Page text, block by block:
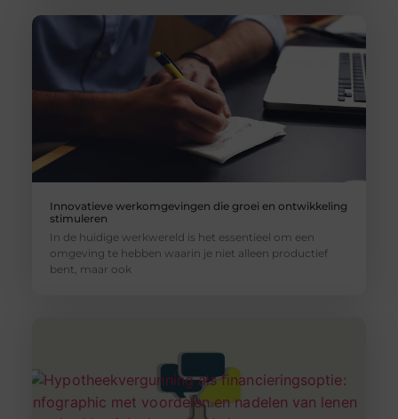
Innovatieve werkomgevingen die groei en ontwikkeling
stimuleren
In de huidige werkwereld is het essentieel om een
omgeving te hebben waarin je niet alleen productief
bent, maar ook